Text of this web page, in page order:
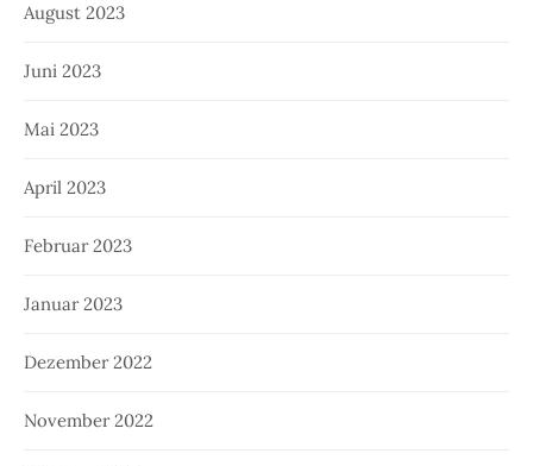
August 2023
Juni 2023
Mai 2023
April 2023
Februar 2023
Januar 2023
Dezember 2022
November 2022